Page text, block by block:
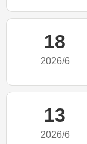
18
2026/6
13
2026/6